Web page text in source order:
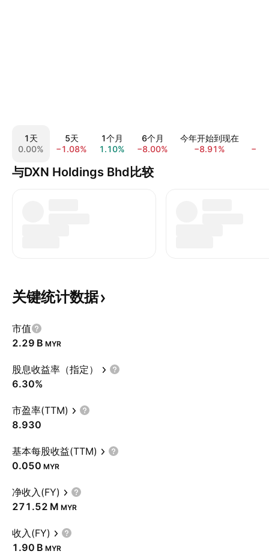
1天
0.00%
5天
−1.08%
1个月
1.10%
6个月
−8.00%
今年开始到现在
−8.91%
与DXN Holdings Bhd比较
关键统计数据
市值
‪2.29 B‬ MYR
股息收益率（指定）
6.30%
市盈率(TTM)
8.930
基本每股收益(TTM)
0.050 MYR
净收入(FY)
‪271.52 M‬ MYR
收入(FY)
‪1.90 B‬ MYR